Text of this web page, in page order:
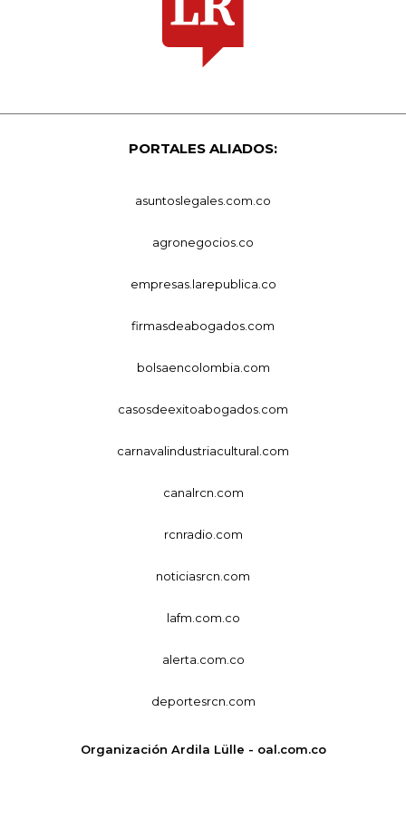
PORTALES ALIADOS:
asuntoslegales.com.co
agronegocios.co
empresas.larepublica.co
firmasdeabogados.com
bolsaencolombia.com
casosdeexitoabogados.com
carnavalindustriacultural.com
canalrcn.com
rcnradio.com
noticiasrcn.com
lafm.com.co
alerta.com.co
deportesrcn.com
Organización Ardila Lülle - oal.com.co